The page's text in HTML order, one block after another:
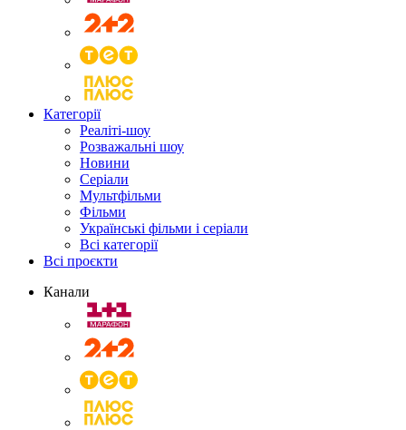
Категорії
Реаліті-шоу
Розважальні шоу
Новини
Серіали
Мультфільми
Фільми
Українські фільми і серіали
Всі категорії
Всі проєкти
Канали